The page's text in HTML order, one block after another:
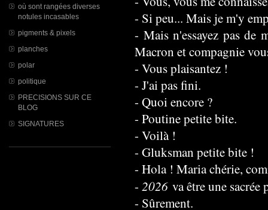
où sont rangées diverses
notules incasables
pigments & pixels
planches
polar
politique
PRECISIONS SUR CE
BLOG
SIGNATURES
- Si peu... Mais je m'y
- Mais n'essayez pas de
Macron et compagnie
- Vous plaisantez !
- J'ai pas fini.
- Quoi encore ?
- Poutine petite bite.
- Voilà !
- Gluksman petite bite !
- Hola ! Maria chérie,
- 2026 va être une
- Sûrement.